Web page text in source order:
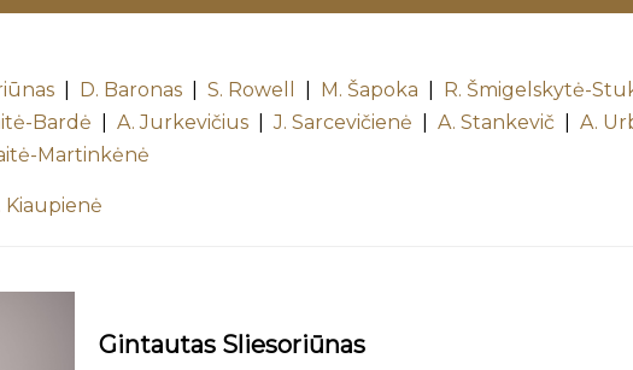
D. Baronas S. Rowell M. Šapoka R. Šmigelskytė-
Bardė A. Jurkevičius |J. Sarcevičienė A. Stankevič A.
Martinkėnė
Kiaupienė
Gintautas Sliesoriūnas